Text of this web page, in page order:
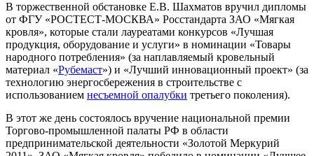
В торжественной обстановке Е.В. Шахматов вручил дипломы
от ФГУ «РОСТЕСТ-МОСКВА» Росстандарта ЗАО «Мягкая
кровля», которые стали лауреатами конкурсов «Лучшая
продукция, оборудование и услуги» в номинации «Товары
народного потребления» (за наплавляемый кровельный
материал «Рубемаст») и «Лучший инновационный проект» (за
технологию энергосбережения в строительстве с
использованием несъемной опалубки третьего поколения).
В этот же день состоялось вручение национальной премии
Торгово-промышленной палаты РФ в области
предпринимательской деятельности «Золотой Меркурий